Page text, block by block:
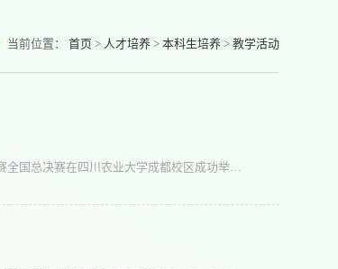
当前位置：首页 > 人才培养 >本科生培养 >教学活动
【农学院 董悦/文 陈虎/图】2024年1月12日，“天天学农杯”第三届农科学子创新创业大赛全国总决赛在四川农业大学成都校区成功举办。本次大赛由作物学会人才培养与教育专业委员会、全国农学院协同发展联盟、中国农业大学主办，四川农业大学农学院承办，旨在全面落实习近平总书记给中国农业大学科技小院同学的重要回信精神，对标新农科建设与卓越农林人才教育制定培养计划，加快培养符合农业农村现代化建设需要的知农爱农新型人才，展示涉农院校创新创业教育成果，搭建农科学子创新创业项目与社会资源对接平台。我院李荣副教授等指导的项目《革命老区薯光计划--“互联网+马铃薯”开启西海固现代乡村振兴智能管理新模式》荣获“大国农业2054”乡村振兴创业赛道三等奖，我校荣获高校集体奖。指导教师陈虎和项目负责人董悦参加了此次比赛。宁夏大学历来强调农科类学生要成为懂农业、爱农村、爱农民的新型“三农”人才，重视学生创新创业精神和能力的培养，农学院作为我校作物学科建设单位，拥有悠久的办学历史和丰富的双创育人成果。本次比赛也充分展现了我院师生卓越的精神风貌和过硬的专业素质，展示了丰富的科研成果。农学院将以此次创新创业大赛为契机，进一步加强涉农高校、校企之间的交流与合作，共同推动全国新农科的创新创业教育再上新台阶